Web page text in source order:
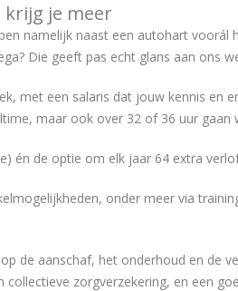
je meer
namelijk naast een autohart voorál
Die geeft pas echt glans aan ons
met een salaris dat jouw kennis en
maar ook over 32 of 36 uur gaan
én de optie om elk jaar 64 extra
onder meer via
de aanschaf, het onderhoud en de
zorgverzekering, en een